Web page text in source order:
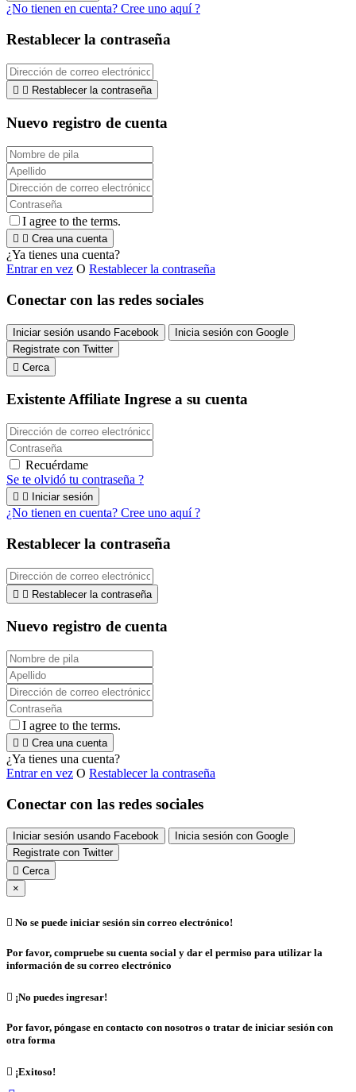
¿No tienen en cuenta? Cree uno aquí ?
Restablecer la contraseña
  Restablecer la contraseña
Nuevo registro de cuenta
I agree to the terms.
  Crea una cuenta
¿Ya tienes una cuenta?
Entrar en vez O Restablecer la contraseña
Conectar con las redes sociales
Iniciar sesión usando Facebook
Inicia sesión con Google
Registrate con Twitter
 Cerca
Existente Affiliate Ingrese a su cuenta
Recuérdame
Se te olvidó tu contraseña ?
  Iniciar sesión
¿No tienen en cuenta? Cree uno aquí ?
Restablecer la contraseña
  Restablecer la contraseña
Nuevo registro de cuenta
I agree to the terms.
  Crea una cuenta
¿Ya tienes una cuenta?
Entrar en vez O Restablecer la contraseña
Conectar con las redes sociales
Iniciar sesión usando Facebook
Inicia sesión con Google
Registrate con Twitter
 Cerca
×
 No se puede iniciar sesión sin correo electrónico!
Por favor, compruebe su cuenta social y dar el permiso para utilizar la
información de su correo electrónico
 ¡No puedes ingresar!
Por favor, póngase en contacto con nosotros o tratar de iniciar sesión con
otra forma
 ¡Exitoso!